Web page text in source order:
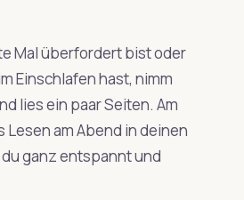
Mal überfordert bist oder
Einschlafen hast, nimm
lies ein paar Seiten. Am
am Abend in deinen
ganz entspannt und